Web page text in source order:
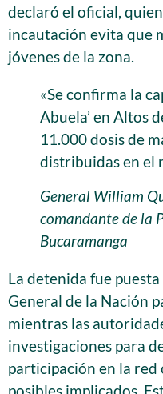
declaró el oficial,
incautación evita que
jóvenes de la zona.
«Se confirma la
Abuela’ en Altos
11.000 dosis de
distribuidas en el
General William
comandante de la
Bucaramanga
La detenida fue
General de la Nación
mientras las
investigaciones para
participación en la
posibles implicados.